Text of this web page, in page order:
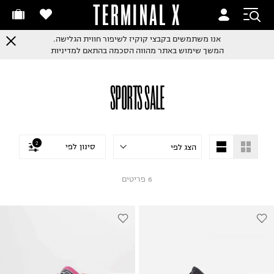
TERMINAL X
אנו משתמשים בקבצי קוקיז לשיפור חווית הגלישה.
המשך שימוש באתר מהווה הסכמה בהתאם למדיניות
SPORTS SALE
סינון לפי 2
6 פריטים